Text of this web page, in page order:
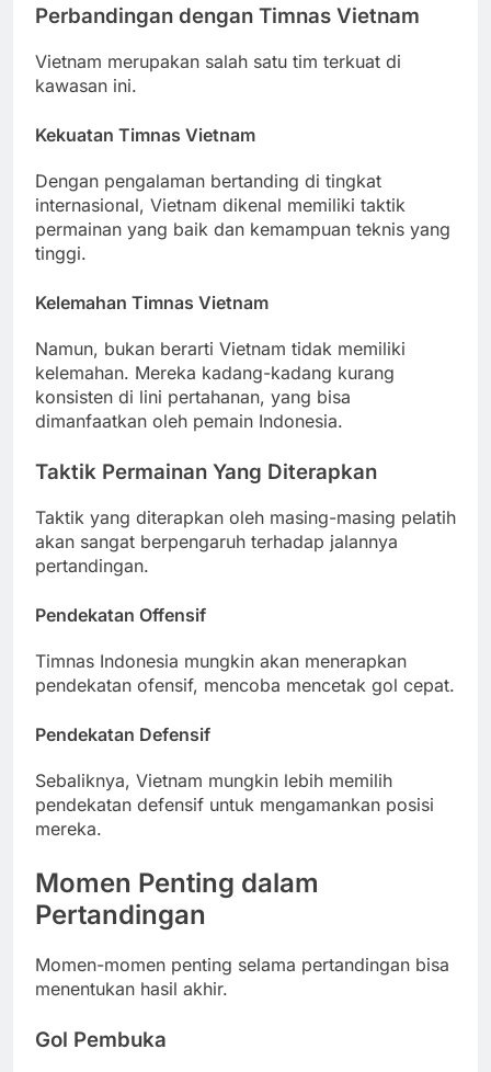
Perbandingan dengan Timnas Vietnam
Vietnam merupakan salah satu tim terkuat di
kawasan ini.
Kekuatan Timnas Vietnam
Dengan pengalaman bertanding di tingkat
internasional, Vietnam dikenal memiliki taktik
permainan yang baik dan kemampuan teknis yang
tinggi.
Kelemahan Timnas Vietnam
Namun, bukan berarti Vietnam tidak memiliki
kelemahan. Mereka kadang-kadang kurang
konsisten di lini pertahanan, yang bisa
dimanfaatkan oleh pemain Indonesia.
Taktik Permainan Yang Diterapkan
Taktik yang diterapkan oleh masing-masing pelatih
akan sangat berpengaruh terhadap jalannya
pertandingan.
Pendekatan Offensif
Timnas Indonesia mungkin akan menerapkan
pendekatan ofensif, mencoba mencetak gol cepat.
Pendekatan Defensif
Sebaliknya, Vietnam mungkin lebih memilih
pendekatan defensif untuk mengamankan posisi
mereka.
Momen Penting dalam
Pertandingan
Momen-momen penting selama pertandingan bisa
menentukan hasil akhir.
Gol Pembuka